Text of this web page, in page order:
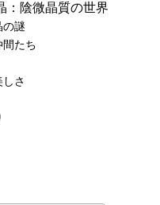
：陰微晶質の世界
の謎
間たち
さ